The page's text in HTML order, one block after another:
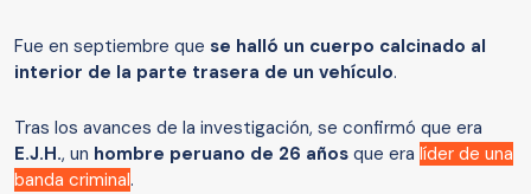
Fue en septiembre que se halló un cuerpo calcinado al
interior de la parte trasera de un vehículo.
Tras los avances de la investigación, se confirmó que era
E.J.H., un hombre peruano de 26 años que era líder de una
banda criminal.